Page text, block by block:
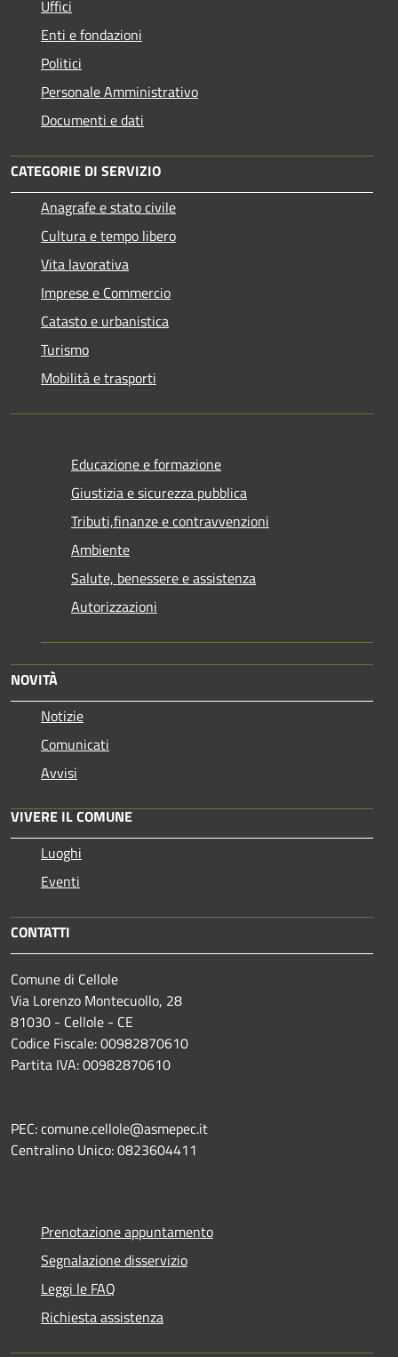
Uffici
Enti e fondazioni
Politici
Personale Amministrativo
Documenti e dati
CATEGORIE DI SERVIZIO
Anagrafe e stato civile
Cultura e tempo libero
Vita lavorativa
Imprese e Commercio
Catasto e urbanistica
Turismo
Mobilità e trasporti
Educazione e formazione
Giustizia e sicurezza pubblica
Tributi,finanze e contravvenzioni
Ambiente
Salute, benessere e assistenza
Autorizzazioni
NOVITÀ
Notizie
Comunicati
Avvisi
VIVERE IL COMUNE
Luoghi
Eventi
CONTATTI
Comune di Cellole
Via Lorenzo Montecuollo, 28
81030 - Cellole - CE
Codice Fiscale: 00982870610
Partita IVA: 00982870610
PEC: comune.cellole@asmepec.it
Centralino Unico: 0823604411
Prenotazione appuntamento
Segnalazione disservizio
Leggi le FAQ
Richiesta assistenza